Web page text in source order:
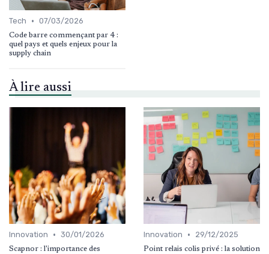
Tech • 07/03/2026
Code barre commençant par 4 :
quel pays et quels enjeux pour la
supply chain
À lire aussi
Innovation • 30/01/2026
Scapnor : l'importance des
Innovation • 29/12/2025
Point relais colis privé : la solution